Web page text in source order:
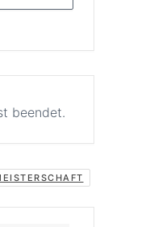
beendet.